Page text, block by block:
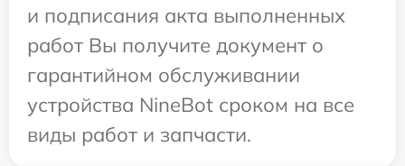
и подписания акта выполненных
работ Вы получите документ о
гарантийном обслуживании
устройства NineBot сроком на все
виды работ и запчасти.